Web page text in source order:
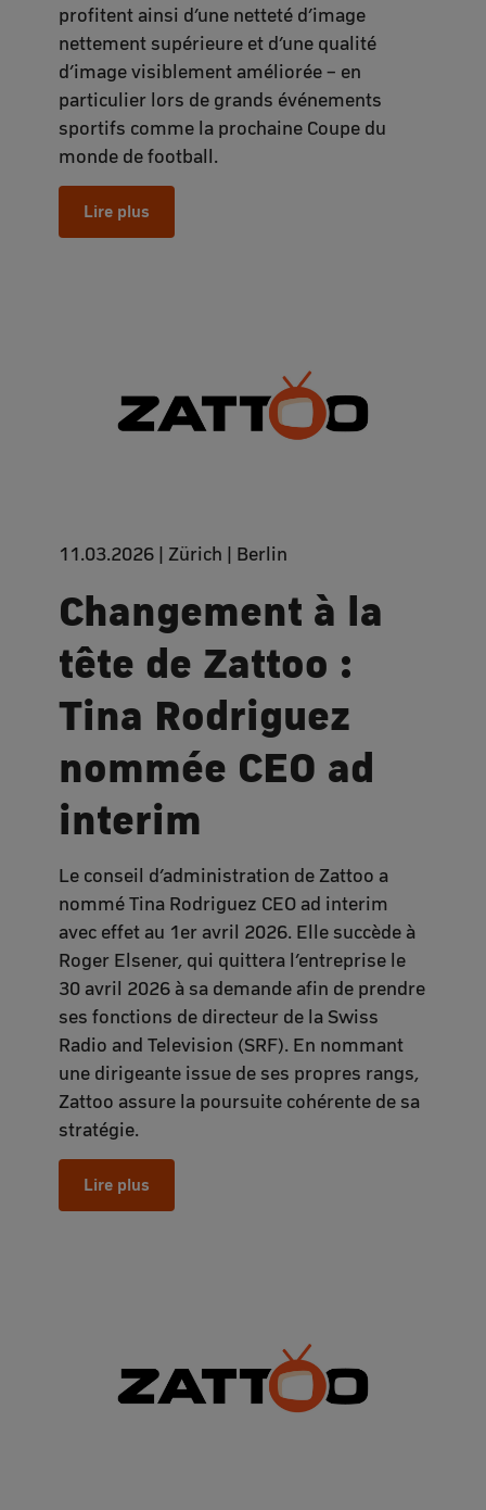
profitent ainsi d’une netteté d’image
nettement supérieure et d’une qualité
d’image visiblement améliorée – en
particulier lors de grands événements
sportifs comme la prochaine Coupe du
monde de football.
Lire plus
11.03.2026 | Zürich | Berlin
Changement à la
tête de Zattoo :
Tina Rodriguez
nommée CEO ad
interim
Le conseil d’administration de Zattoo a
nommé Tina Rodriguez CEO ad interim
avec effet au 1er avril 2026. Elle succède à
Roger Elsener, qui quittera l’entreprise le
30 avril 2026 à sa demande afin de prendre
ses fonctions de directeur de la Swiss
Radio and Television (SRF). En nommant
une dirigeante issue de ses propres rangs,
Zattoo assure la poursuite cohérente de sa
stratégie.
Lire plus